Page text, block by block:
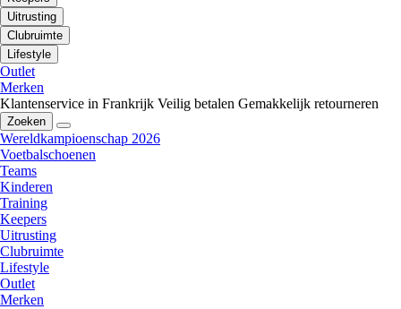
Uitrusting
Clubruimte
Lifestyle
Outlet
Merken
Klantenservice in Frankrijk Veilig betalen Gemakkelijk retourneren
Zoeken
Wereldkampioenschap 2026
Voetbalschoenen
Teams
Kinderen
Training
Keepers
Uitrusting
Clubruimte
Lifestyle
Outlet
Merken